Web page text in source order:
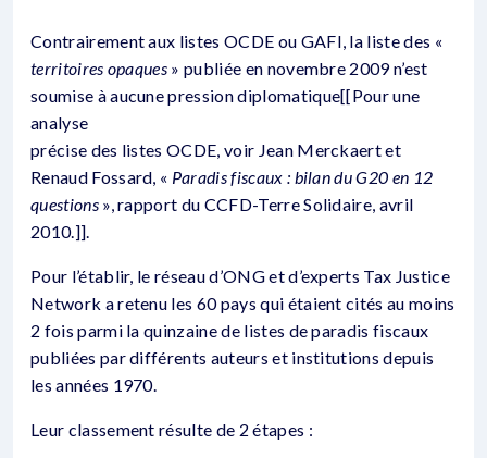
Contrairement aux listes OCDE ou GAFI, la liste des «
territoires opaques » publiée en novembre 2009 n’est
soumise à aucune pression diplomatique[[Pour une
analyse
précise des listes OCDE, voir Jean Merckaert et
Renaud Fossard, « Paradis fiscaux : bilan du G20 en 12
questions», rapport du CCFD-Terre Solidaire, avril
2010.]].
Pour l’établir, le réseau d’ONG et d’experts Tax Justice
Network a retenu les 60 pays qui étaient cités au moins
2 fois parmi la quinzaine de listes de paradis fiscaux
publiées par différents auteurs et institutions depuis
les années 1970.
Leur classement résulte de 2 étapes :